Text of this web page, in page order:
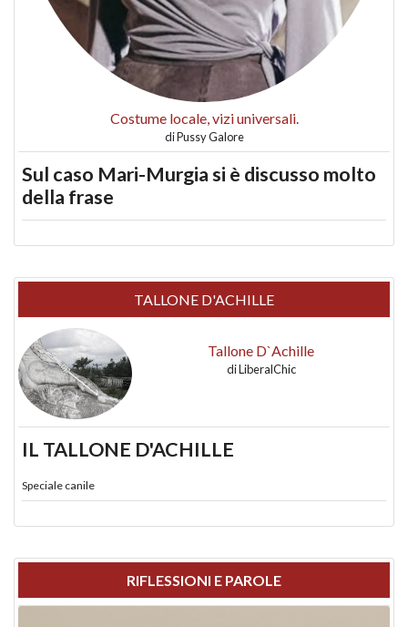
Costume locale, vizi universali.
diPussy Galore
Sul caso Mari-Murgia si è discusso molto
della frase
TALLONE D'ACHILLE
Tallone D`Achille
diLiberalChic
IL TALLONE D'ACHILLE
Speciale canile
RIFLESSIONI E PAROLE